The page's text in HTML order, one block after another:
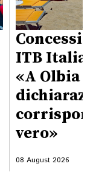
ITB Italia
«A Olbia
vero»
08 August 2026